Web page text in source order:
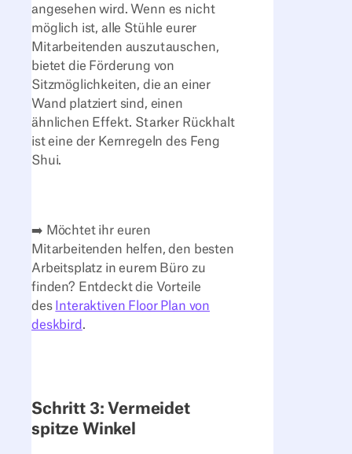
angesehen wird. Wenn es nicht
möglich ist, alle Stühle eurer
Mitarbeitenden auszutauschen,
bietet die Förderung von
Sitzmöglichkeiten, die an einer
Wand platziert sind, einen
ähnlichen Effekt. Starker Rückhalt
ist eine der Kernregeln des Feng
Shui.
➡️ Möchtet ihr euren
Mitarbeitenden helfen, den besten
Arbeitsplatz in eurem Büro zu
finden? Entdeckt die Vorteile
des Interaktiven Floor Plan von
deskbird .
Schritt 3: Vermeidet
spitze Winkel